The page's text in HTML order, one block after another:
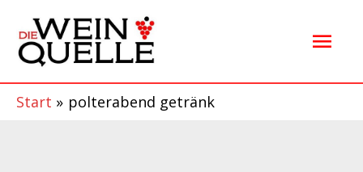
Inhalt
springen
Start polterabend getränk